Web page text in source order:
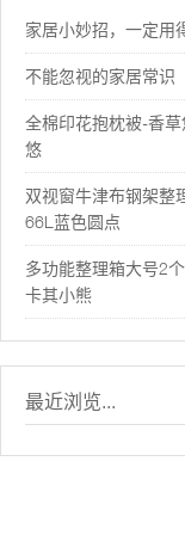
家居小妙招，一定用
不能忽视的家居常识
全棉印花抱枕被-香草
悠
双视窗牛津布钢架整
66L蓝色圆点
多功能整理箱大号2
卡其小熊
最近浏览...